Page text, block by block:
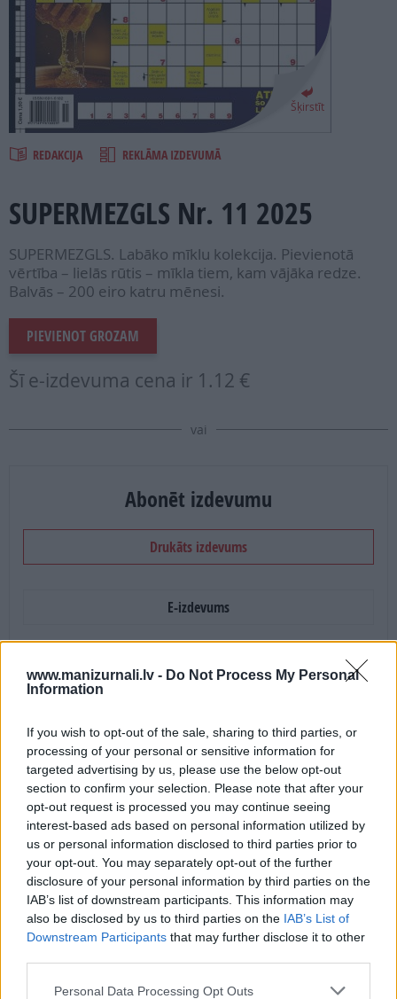
www.manizurnali.lv - Do Not Process My Personal
Information
If you wish to opt-out of the sale, sharing to third parties, or
processing of your personal or sensitive information for
targeted advertising by us, please use the below opt-out
section to confirm your selection. Please note that after your
opt-out request is processed you may continue seeing
interest-based ads based on personal information utilized by
us or personal information disclosed to third parties prior to
your opt-out. You may separately opt-out of the further
disclosure of your personal information by third parties on the
IAB’s list of downstream participants. This information may
also be disclosed by us to third parties on the IAB’s List of
Downstream Participants that may further disclose it to other
Personal Data Processing Opt Outs
SEARCH
Šķirstīt
REDAKCIJA REKLĀMA IZDEVUMĀ
SUPERMEZGLS Nr. 11 2025
SUPERMEZGLS. Labāko mīklu kolekcija. Pievienotā
vērtība – lielās rūtis – mīkla tiem, kam vājāka redze.
Balvās – 200 eiro katru mēnesi.
PIEVIENOT GROZAM
Šī e-izdevuma cena ir 1.12 €
vai
Abonēt izdevumu
Drukāts izdevums
E-izdevums
2026. gada septembris
Mēnešu skaits:
4 mēneši /5.89 Eur
3 izdevumi / 1.96 Eur par izdevumu *
*Visas cenas portālā ManiZurnali.lv norādītas € ar PVN.
Žurnālu izdevumu skaits var atšķirties, kā to nosaka Lietošanas
noteikumi